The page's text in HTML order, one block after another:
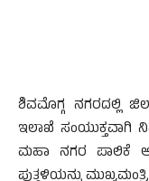
ಶಿವಮೊಗ್ಗ ನಗರದಲ್ಲಿ
ಇಲಾಖೆ ಸಂಯುಕ್ತವಾಗಿ
ಮಹಾ ನಗರ ಪಾಲಿಕೆ